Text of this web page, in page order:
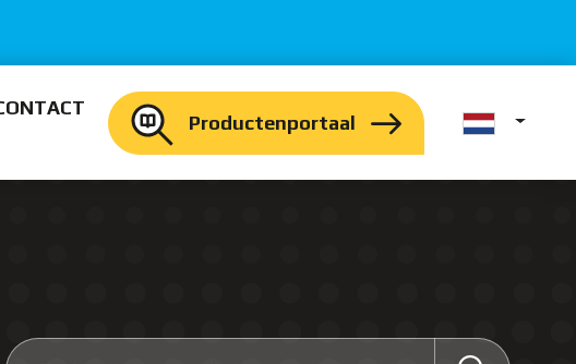
Productenportaal